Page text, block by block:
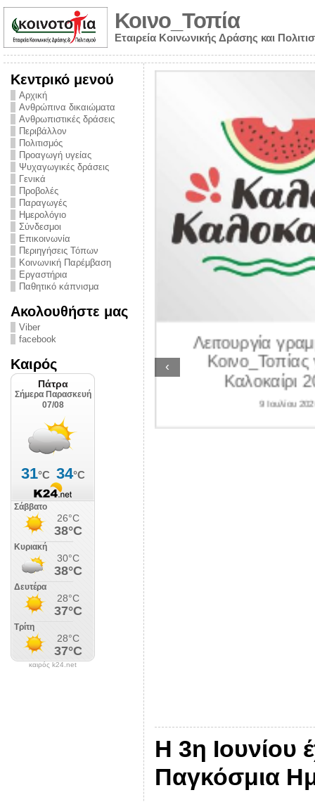
Κοινο_Τοπία
Εταιρεία Κοινωνικής Δράσης και
Κεντρικό μενού
Αρχική
Ανθρώπινα δικαιώματα
Ανθρωπιστικές δράσεις
Περιβάλλον
Πολιτισμός
Προαγωγή υγείας
Ψυχαγωγικές δράσεις
Γενικά
Προβολές
Παραγωγές
Ημερολόγιο
Σύνδεσμοι
Επικοινωνία
Περιηγήσεις Τόπων
Κοινωνική Παρέμβαση
Εργαστήρια
Παθητικό κάπνισμα
Ακολουθήστε μας
Viber
facebook
Καιρός
καιρός k24.net
από την
την ημέρα
και
στο
2026
Λειτουργία
Κοινο_Τοπίας
Καλοκαίρι
9 Ιουλίου
‹
H 3η Ιουνίου
Παγκόσμια